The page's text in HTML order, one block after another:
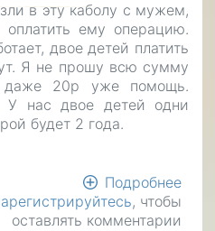
в эту каболу с мужем,
ему операцию.
двое детей платить
Я не прошу всю сумму
даже 20р уже помощь.
У нас двое детей одни
будет 2 года.
Подробнее
, чтобы
оставлять комментарии